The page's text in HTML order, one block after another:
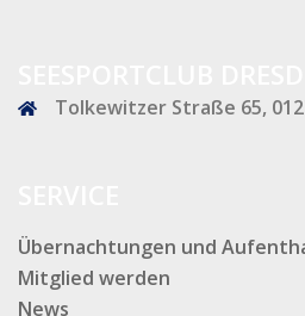
Tolkewitzer Straße 65,
Übernachtungen und
Mitglied werden
News